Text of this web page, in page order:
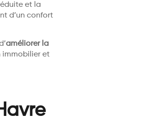
et la
d’un confort
améliorer la
immobilier et